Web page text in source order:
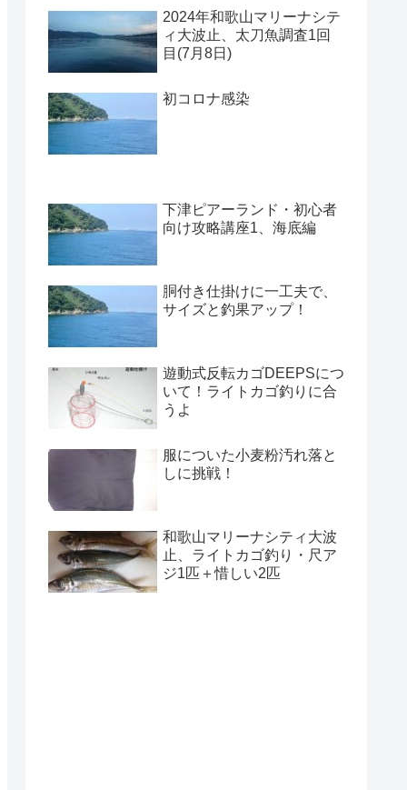
2024年和歌山マリーナシテ
ィ大波止、太刀魚調査1回
目(7月8日)
初コロナ感染
下津ピアーランド・初心者
向け攻略講座1、海底編
胴付き仕掛けに一工夫で、
サイズと釣果アップ！
遊動式反転カゴDEEPSにつ
いて！ライトカゴ釣りに合
うよ
服についた小麦粉汚れ落と
しに挑戦！
和歌山マリーナシティ大波
止、ライトカゴ釣り・尺ア
ジ1匹＋惜しい2匹